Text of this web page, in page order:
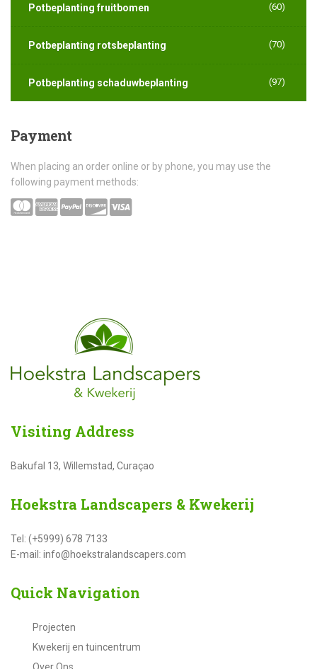
Potbeplanting fruitbomen (60)
Potbeplanting rotsbeplanting (70)
Potbeplanting schaduwbeplanting (97)
Payment
When placing an order online or by phone, you may use the
following payment methods:
Visiting Address
Bakufal 13, Willemstad, Curaçao
Hoekstra Landscapers & Kwekerij
Tel: (+5999) 678 7133
E-mail: info@hoekstralandscapers.com
Quick Navigation
Projecten
Kwekerij en tuincentrum
Over Ons